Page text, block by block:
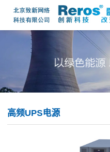
高频UPS电源